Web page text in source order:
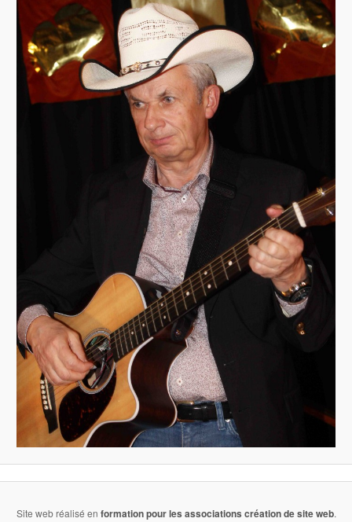
Site web réalisé en formation pour les associations création de site web.